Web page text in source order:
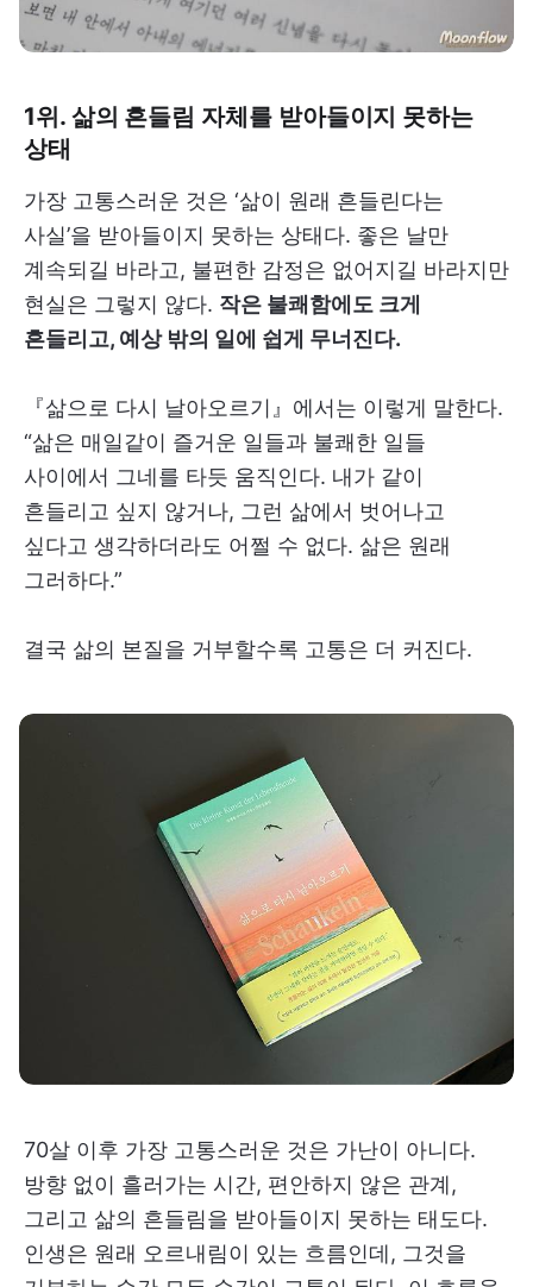
1위. 삶의 흔들림 자체를 받아들이지 못하는
상태
가장 고통스러운 것은 ‘삶이 원래 흔들린다는
사실’을 받아들이지 못하는 상태다. 좋은 날만
계속되길 바라고, 불편한 감정은 없어지길 바라지만
현실은 그렇지 않다. 작은 불쾌함에도 크게
흔들리고, 예상 밖의 일에 쉽게 무너진다.
『삶으로 다시 날아오르기』에서는 이렇게 말한다.
“삶은 매일같이 즐거운 일들과 불쾌한 일들
사이에서 그네를 타듯 움직인다. 내가 같이
흔들리고 싶지 않거나, 그런 삶에서 벗어나고
싶다고 생각하더라도 어쩔 수 없다. 삶은 원래
그러하다.”
결국 삶의 본질을 거부할수록 고통은 더 커진다.
70살 이후 가장 고통스러운 것은 가난이 아니다.
방향 없이 흘러가는 시간, 편안하지 않은 관계,
그리고 삶의 흔들림을 받아들이지 못하는 태도다.
인생은 원래 오르내림이 있는 흐름인데, 그것을